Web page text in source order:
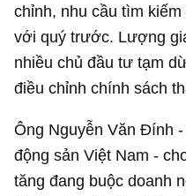
chỉnh, nhu cầu tìm
với quý trước. Lượng
nhiều chủ đầu tư tạm
điều chỉnh chính sách
Ông Nguyễn Văn Đính
động sản Việt Nam -
tăng đang buộc doanh